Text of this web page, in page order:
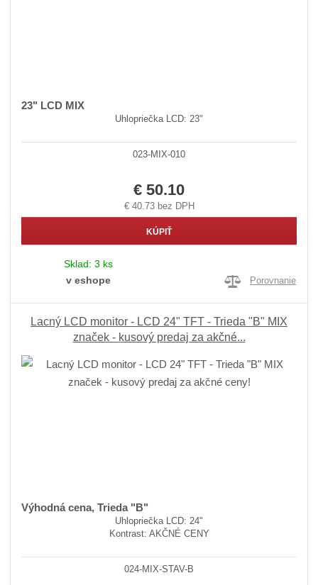
23" LCD MIX
Uhlopriečka LCD: 23"
023-MIX-010
€ 50.10
€ 40.73 bez DPH
KÚPIŤ
Sklad: 3 ks
v eshope
Porovnanie
Lacný LCD monitor - LCD 24" TFT - Trieda "B" MIX
značek - kusový predaj za akčné...
Výhodná cena, Trieda "B"
Uhlopriečka LCD: 24"
Kontrast: AKČNÉ CENY
024-MIX-STAV-B